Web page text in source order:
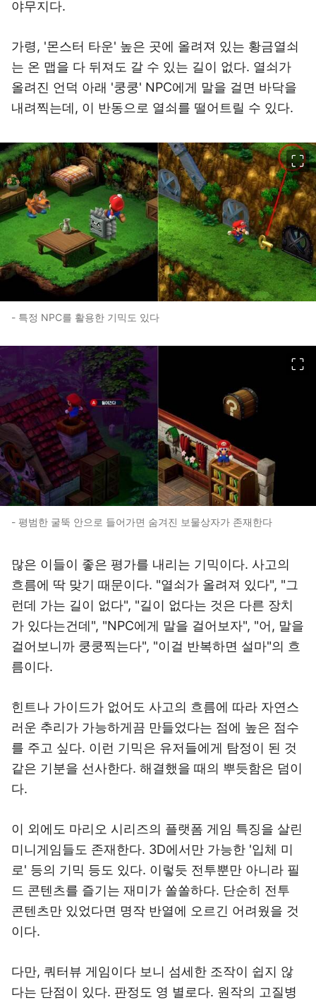
야무지다.
가령, '몬스터 타운' 높은 곳에 올려져 있는 황금열쇠
는 온 맵을 다 뒤져도 갈 수 있는 길이 없다. 열쇠가
올려진 언덕 아래 '쿵쿵' NPC에게 말을 걸면 바닥을
내려찍는데, 이 반동으로 열쇠를 떨어트릴 수 있다.
- 특정 NPC를 활용한 기믹도 있다
- 평범한 굴뚝 안으로 들어가면 숨겨진 보물상자가 존재한다
많은 이들이 좋은 평가를 내리는 기믹이다. 사고의
흐름에 딱 맞기 때문이다. "열쇠가 올려져 있다", "그
런데 가는 길이 없다", "길이 없다는 것은 다른 장치
가 있다는건데", "NPC에게 말을 걸어보자", "어, 말을
걸어보니까 쿵쿵찍는다", "이걸 반복하면 설마"의 흐
름이다.
힌트나 가이드가 없어도 사고의 흐름에 따라 자연스
러운 추리가 가능하게끔 만들었다는 점에 높은 점수
를 주고 싶다. 이런 기믹은 유저들에게 탐정이 된 것
같은 기분을 선사한다. 해결했을 때의 뿌듯함은 덤이
다.
이 외에도 마리오 시리즈의 플랫폼 게임 특징을 살린
미니게임들도 존재한다. 3D에서만 가능한 '입체 미
로' 등의 기믹 등도 있다. 이렇듯 전투뿐만 아니라 필
드 콘텐츠를 즐기는 재미가 쏠쏠하다. 단순히 전투
콘텐츠만 있었다면 명작 반열에 오르긴 어려웠을 것
이다.
다만, 쿼터뷰 게임이다 보니 섬세한 조작이 쉽지 않
다는 단점이 있다. 판정도 영 별로다. 원작의 고질병